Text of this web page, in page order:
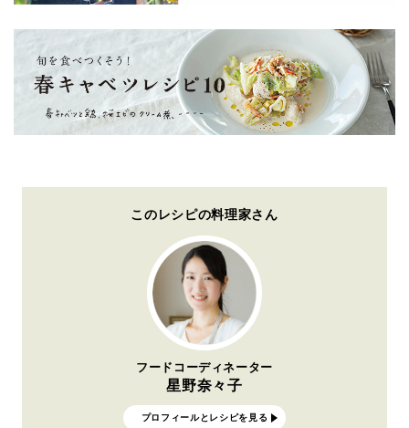
このレシピの料理家さん
フードコーディネーター
星野奈々子
プロフィールとレシピを見る